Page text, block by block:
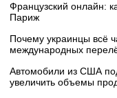
Французский онлайн:
Париж
Почему украинцы всё
международных
Автомобили из США
увеличить объемы